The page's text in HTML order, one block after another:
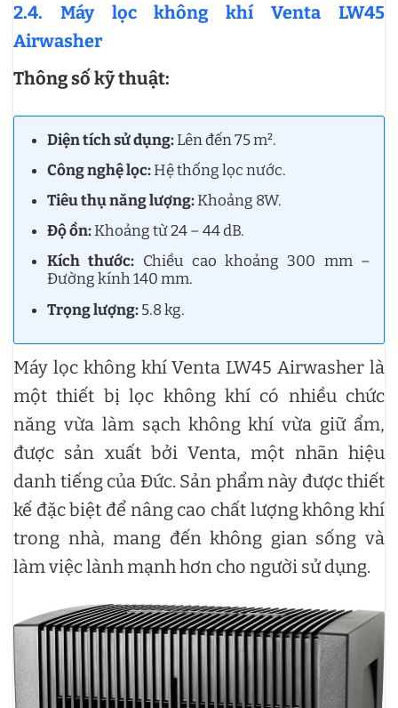
2.4. Máy lọc không khí Venta LW45
Airwasher
Thông số kỹ thuật:
Diện tích sử dụng:Lên đến 75 m².
Công nghệ lọc:Hệ thống lọc nước.
Tiêu thụ năng lượng:Khoảng 8W.
Độ ồn:Khoảng từ 24 – 44 dB.
Kích thước: Chiều cao khoảng 300 mm –
Đường kính 140 mm.
Trọng lượng:5.8 kg.
Máy lọc không khí Venta LW45 Airwasher là
một thiết bị lọc không khí có nhiều chức
năng vừa làm sạch không khí vừa giữ ẩm,
được sản xuất bởi Venta, một nhãn hiệu
danh tiếng của Đức. Sản phẩm này được thiết
kế đặc biệt để nâng cao chất lượng không khí
trong nhà, mang đến không gian sống và
làm việc lành mạnh hơn cho người sử dụng.